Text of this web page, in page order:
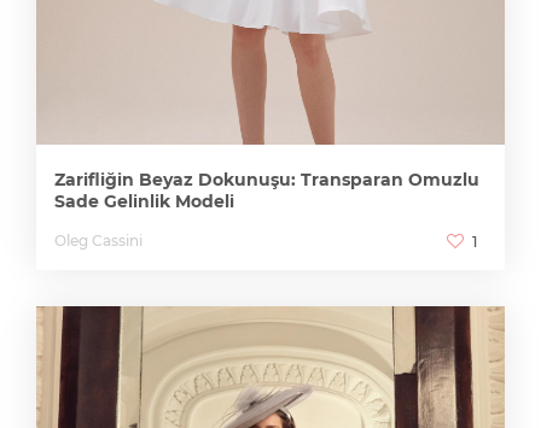
Zarifliğin Beyaz Dokunuşu: Transparan Omuzlu
Sade Gelinlik Modeli
Oleg Cassini 1